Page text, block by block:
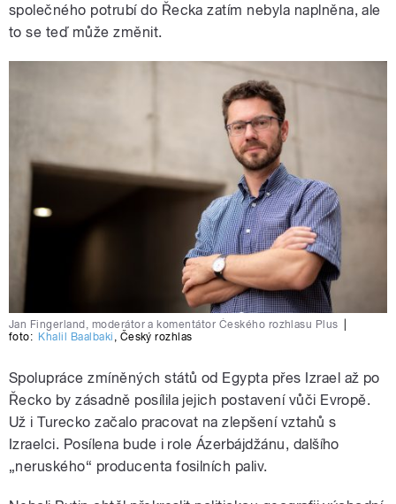
společného potrubí do Řecka zatím nebyla naplněna, ale
to se teď může změnit.
Jan Fingerland, moderátor a komentátor Českého rozhlasu Plus
foto: Khalil Baalbaki , Český rozhlas
Spolupráce zmíněných států od Egypta přes Izrael až po
Řecko by zásadně posílila jejich postavení vůči Evropě.
Už i Turecko začalo pracovat na zlepšení vztahů s
Izraelci. Posílena bude i role Ázerbájdžánu, dalšího
„neruského“ producenta fosilních paliv.